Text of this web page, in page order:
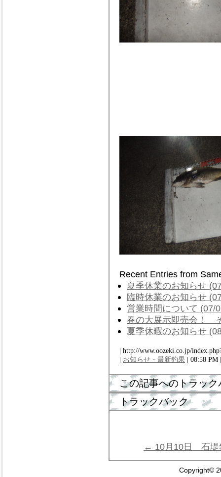
Recent Entries from
夏季休業のお知らせ
臨時休業のお知らせ
営業時間について (07/
春の大展示即売会！
夏季休暇のお知らせ
| http://www.oozeki.co.jp/
| お知らせ・最新釣果 | 08:58
この記事へのトラッ
トラックバック
← 10月10日 石堤
Copyright©